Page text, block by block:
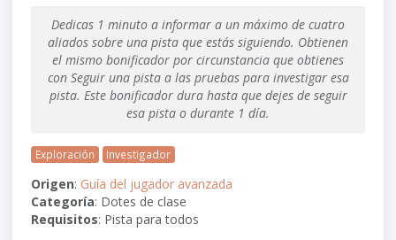
Dedicas 1 minuto a informar a un máximo de cuatro
aliados sobre una pista que estás siguiendo. Obtienen
el mismo bonificador por circunstancia que obtienes
con Seguir una pista a las pruebas para investigar esa
pista. Este bonificador dura hasta que dejes de seguir
esa pista o durante 1 día.
Exploración Investigador
Origen: Guía del jugador avanzada
Categoría: Dotes de clase
Requisitos: Pista para todos